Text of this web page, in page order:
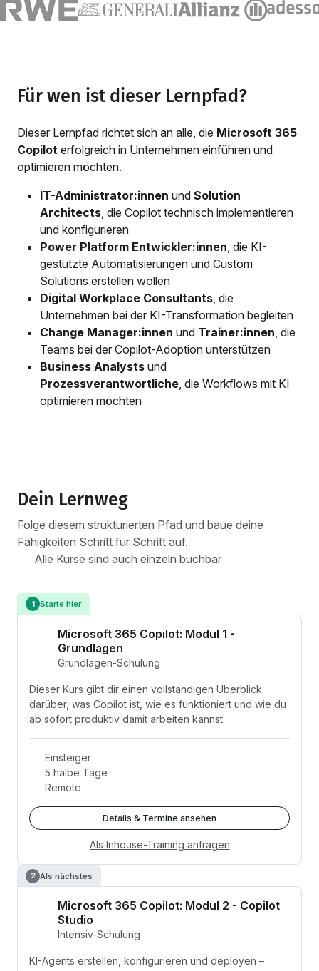
Für wen ist dieser Lernpfad?
Dieser Lernpfad richtet sich an alle, die Microsoft 365
Copilot erfolgreich in Unternehmen einführen und
optimieren möchten.
IT-Administrator:innen und Solution
Architects , die Copilot technisch implementieren
und konfigurieren
Power Platform Entwickler:innen , die KI-
gestützte Automatisierungen und Custom
Solutions erstellen wollen
Digital Workplace Consultants , die
Unternehmen bei der KI-Transformation begleiten
Change Manager:innen und Trainer:innen , die
Teams bei der Copilot-Adoption unterstützen
Business Analysts und
Prozessverantwortliche , die Workflows mit KI
optimieren möchten
Dein Lernweg
Folge diesem strukturierten Pfad und baue deine
Fähigkeiten Schritt für Schritt auf.
Alle Kurse sind auch einzeln buchbar
1 Starte hier
Microsoft 365 Copilot: Modul 1 -
Grundlagen
Grundlagen-Schulung
Dieser Kurs gibt dir einen vollständigen Überblick
darüber, was Copilot ist, wie es funktioniert und wie du
ab sofort produktiv damit arbeiten kannst.
Einsteiger
5 halbe Tage
Remote
Details & Termine ansehen
Als Inhouse-Training anfragen
2 Als nächstes
Microsoft 365 Copilot: Modul 2 - Copilot
Studio
Intensiv-Schulung
KI-Agents erstellen, konfigurieren und deployen –